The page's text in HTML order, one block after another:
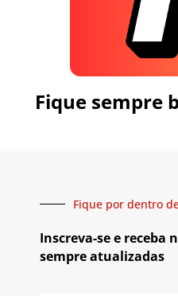
Fique sempre
Fique por dentro
Inscreva-se e receba
sempre atualizadas